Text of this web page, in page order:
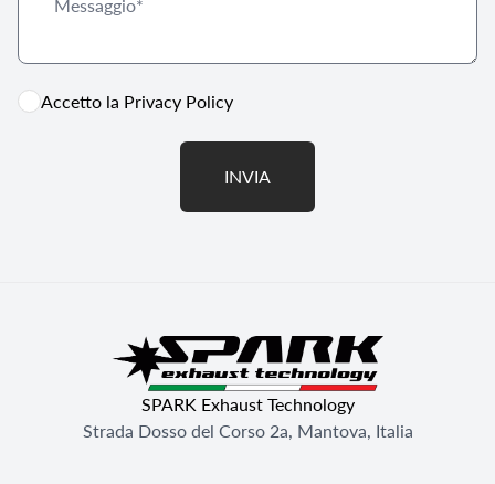
Accetto la Privacy Policy
INVIA
SPARK Exhaust Technology
Strada Dosso del Corso 2a, Mantova, Italia